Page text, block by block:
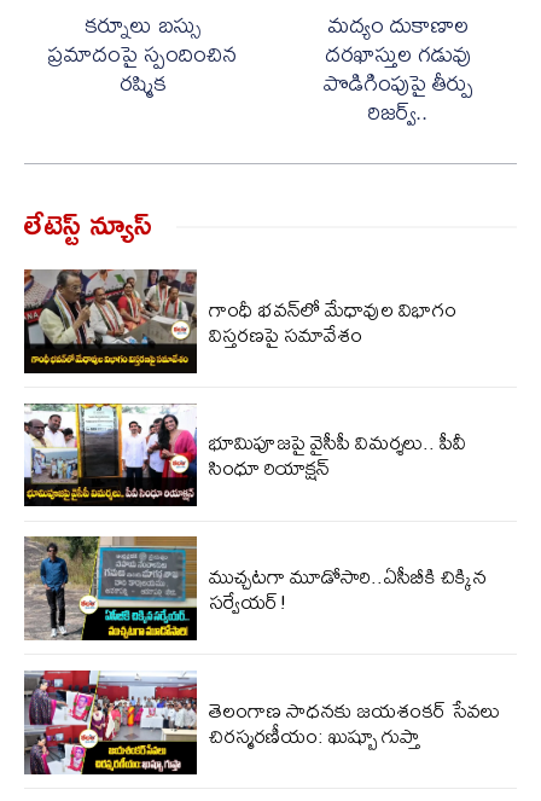
కర్నూలు బస్సు
ప్రమాదంపై స్పందించిన
రష్మిక
మద్యం దుకాణాల
దరఖాస్తుల గడువు
పొడిగింపుపై తీర్పు
రిజర్వ్..
లేటెస్ట్ న్యూస్‌
గాంధీ భవన్‌లో మేధావుల విభాగం
విస్తరణపై సమావేశం
భూమిపూజ‌పై వైసీపీ విమ‌ర్శ‌లు.. పీవీ
సింధూ రియాక్ష‌న్‌
ముచ్చటగా మూడోసారి..ఏసీబీకి చిక్కిన
సర్వేయర్!
తెలంగాణ సాధనకు జయశంకర్ సేవలు
చిరస్మరణీయం: ఖుష్బూ గుప్తా